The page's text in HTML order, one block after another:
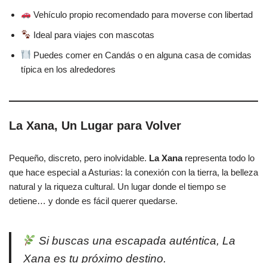
Vehículo propio recomendado para moverse con libertad
Ideal para viajes con mascotas
Puedes comer en Candás o en alguna casa de comidas
típica en los alrededores
La Xana, Un Lugar para Volver
Pequeño, discreto, pero inolvidable. La Xanarepresenta todo lo
que hace especial a Asturias: la conexión con la tierra, la belleza
natural y la riqueza cultural. Un lugar donde el tiempo se
detiene… y donde es fácil querer quedarse.
Si buscas una escapada auténtica, La
Xana es tu próximo destino.